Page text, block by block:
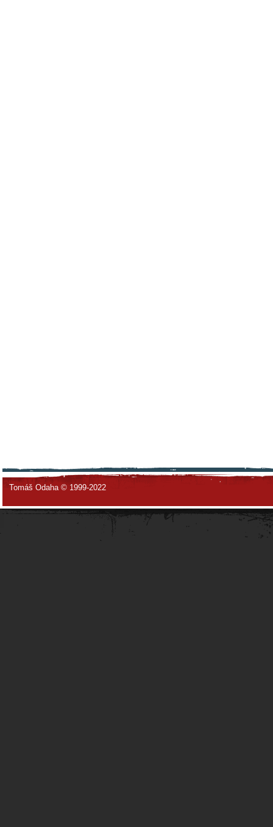
Tomáš Odaha © 1999-2022